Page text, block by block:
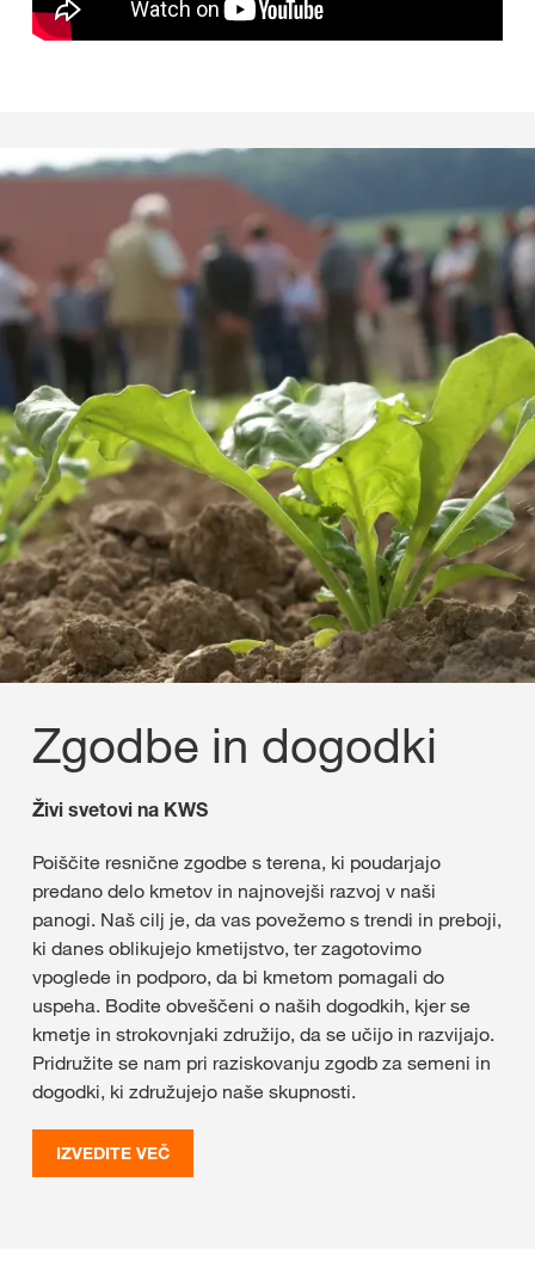
Zgodbe in dogodki
Živi svetovi na KWS
Poiščite resnične zgodbe s terena, ki poudarjajo
predano delo kmetov in najnovejši razvoj v naši
panogi. Naš cilj je, da vas povežemo s trendi in preboji,
ki danes oblikujejo kmetijstvo, ter zagotovimo
vpoglede in podporo, da bi kmetom pomagali do
uspeha. Bodite obveščeni o naših dogodkih, kjer se
kmetje in strokovnjaki združijo, da se učijo in razvijajo.
Pridružite se nam pri raziskovanju zgodb za semeni in
dogodki, ki združujejo naše skupnosti.
IZVEDITE VEČ